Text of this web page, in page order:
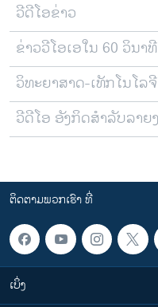
ວີດີໂອຂ່າວ
ຂ່າວວີໂອເອໃນ 60 ວິນາທີ
ວິທະຍາສາດ-ເທັກໂນໂລຈີ
ວີດີໂອ ອັງກິດສຳລັບລາຍ
ຕິດຕາມພວກເຮົາ ທີ່
ເບິ່ງ